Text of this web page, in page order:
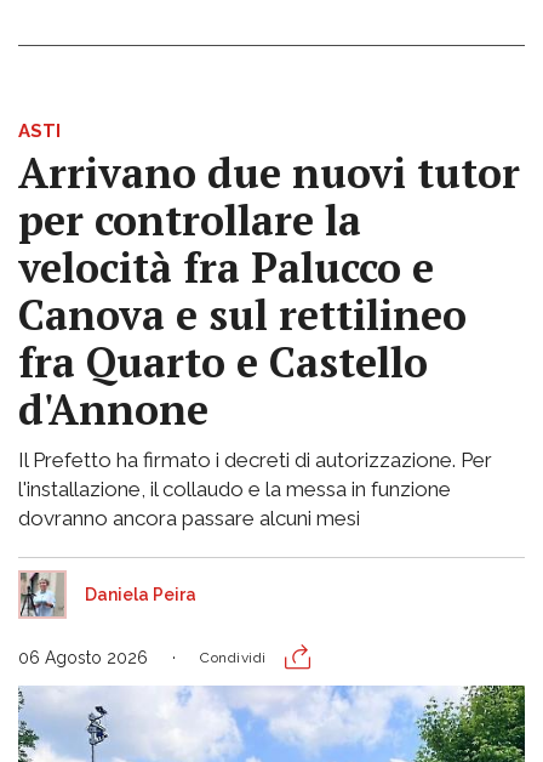
ASTI
Arrivano due nuovi tutor
per controllare la
velocità fra Palucco e
Canova e sul rettilineo
fra Quarto e Castello
d'Annone
Il Prefetto ha firmato i decreti di autorizzazione. Per
l'installazione, il collaudo e la messa in funzione
dovranno ancora passare alcuni mesi
Daniela Peira
06 Agosto 2026 Condividi